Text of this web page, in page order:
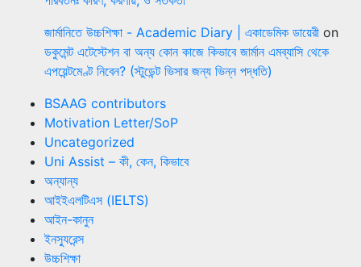
জার্মানিতে উচ্চশিক্ষা - Academic Diary | একাডেমিক ডায়েরী on
ডকুমেন্ট এটেস্টেশন বা অন্য কোন কাজে কিভাবে জার্মান এমব্যাসি থেকে
এপয়েন্টমেণ্ট নিবেন? (স্টুডেন্ট ভিসার জন্য ভিন্ন পদ্ধতি)
BSAAG contributors
Motivation Letter/SoP
Uncategorized
Uni Assist – কী, কেন, কিভাবে
অন্যান্য
আইইএলটিএস (IELTS)
আইন-কানুন
ইনস্যুরেন্স
উচ্চশিক্ষা